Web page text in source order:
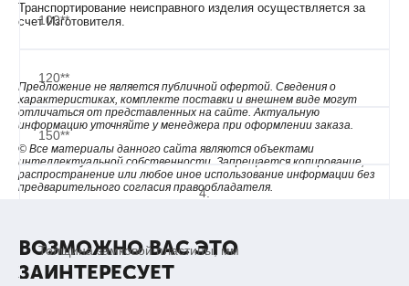
100**
120**
150**
4.
Толщина замковой пластины, мм
Транспортирование неисправного изделия осуществляется за
счет Изготовителя.
Предложение не является публичной офертой. Сведения о
характеристиках, комплекте поставки и внешнем виде могут
отличаться от представленных на сайте. Актуальную
информацию уточняйте у менеджера при оформлении заказа.
© Все материалы данного сайта являются объектами
интеллектуальной собственности. Запрещается копирование,
распространение или любое иное использование информации без
предварительного согласия правообладателя.
ВОЗМОЖНО ВАС ЭТО
ЗАИНТЕРЕСУЕТ